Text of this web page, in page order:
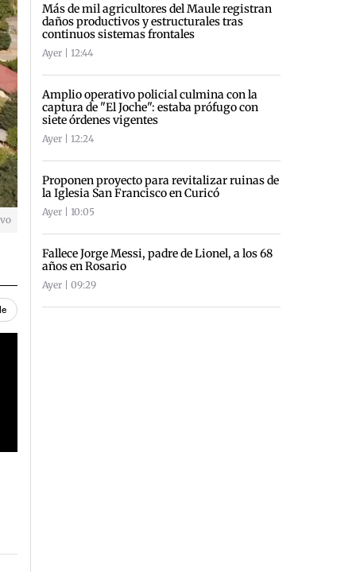
Más de mil agricultores del Maule registran
daños productivos y estructurales tras
continuos sistemas frontales
Ayer | 12:44
Amplio operativo policial culmina con la
captura de "El Joche": estaba prófugo con
siete órdenes vigentes
Ayer | 12:24
Proponen proyecto para revitalizar ruinas de
la Iglesia San Francisco en Curicó
Ayer | 10:05
Fallece Jorge Messi, padre de Lionel, a los 68
años en Rosario
Ayer | 09:29